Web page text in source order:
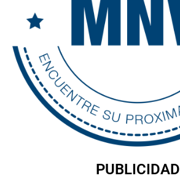
PUBLICIDAD